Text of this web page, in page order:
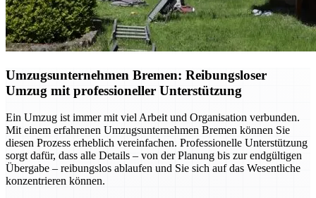
Umzugsunternehmen Bremen: Reibungsloser
Umzug mit professioneller Unterstützung
Ein Umzug ist immer mit viel Arbeit und Organisation verbunden.
Mit einem erfahrenen Umzugsunternehmen Bremen können Sie
diesen Prozess erheblich vereinfachen. Professionelle Unterstützung
sorgt dafür, dass alle Details – von der Planung bis zur endgültigen
Übergabe – reibungslos ablaufen und Sie sich auf das Wesentliche
konzentrieren können.